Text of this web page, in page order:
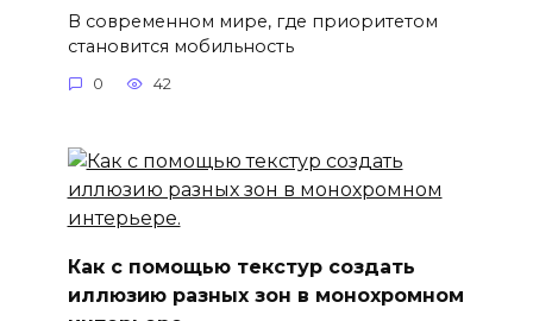
В современном мире, где приоритетом
становится мобильность
0 42
Как с помощью текстур создать
иллюзию разных зон в монохромном